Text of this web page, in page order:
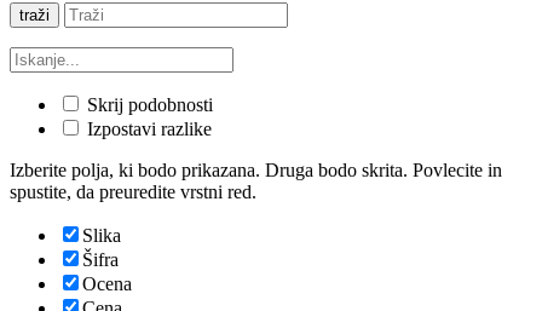
traži
Skrij podobnosti
Izpostavi razlike
Izberite polja, ki bodo prikazana. Druga bodo skrita. Povlecite in
spustite, da preuredite vrstni red.
Slika
Šifra
Ocena